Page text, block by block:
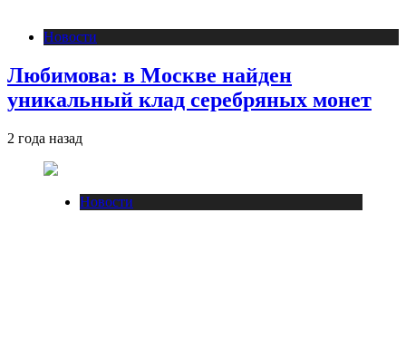
Новости
Любимова: в Москве найден
уникальный клад серебряных монет
2 года назад
Новости